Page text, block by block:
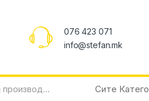
076 423 071
info@stefan.mk